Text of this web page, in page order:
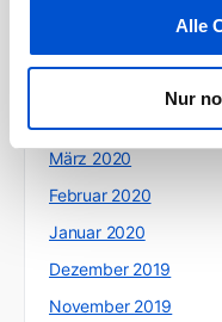
Alle
Nur
März 2020
Februar 2020
Januar 2020
Dezember 2019
November 2019